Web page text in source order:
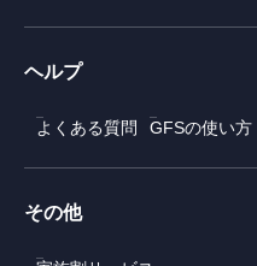
ヘルプ
よくある質問 GFSの使い方
その他